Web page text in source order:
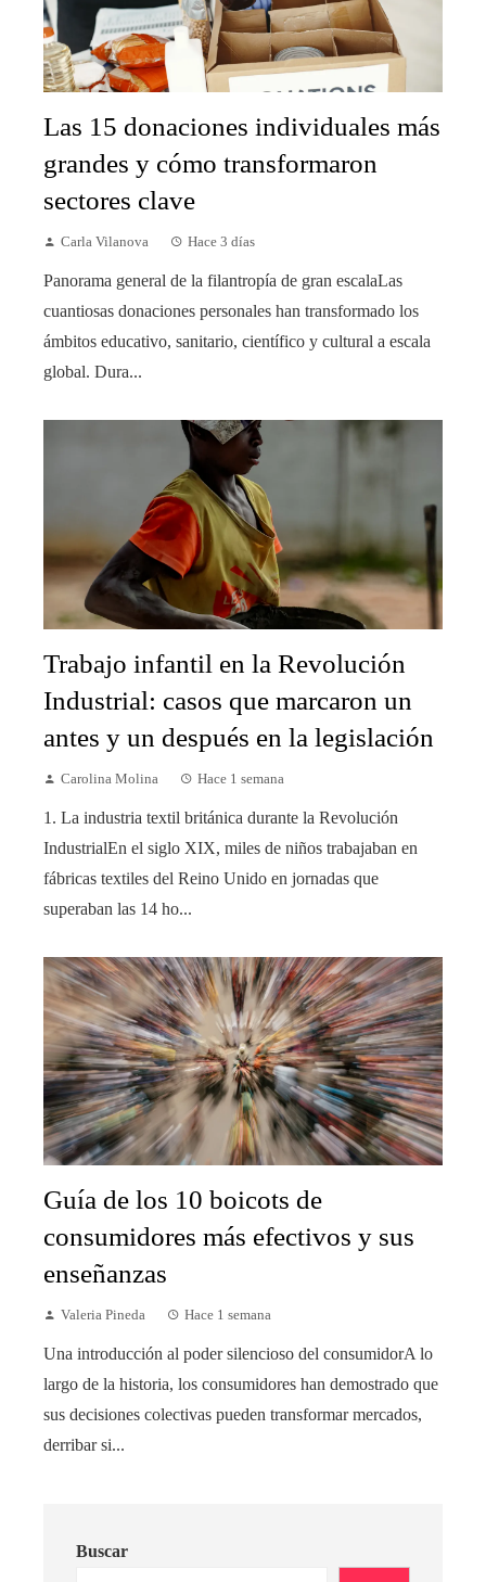
Las 15 donaciones individuales más
grandes y cómo transformaron
sectores clave
Carla Vilanova Hace 3 días
Panorama general de la filantropía de gran escalaLas
cuantiosas donaciones personales han transformado los
ámbitos educativo, sanitario, científico y cultural a escala
global. Dura...
Trabajo infantil en la Revolución
Industrial: casos que marcaron un
antes y un después en la legislación
Carolina Molina Hace 1 semana
1. La industria textil británica durante la Revolución
IndustrialEn el siglo XIX, miles de niños trabajaban en
fábricas textiles del Reino Unido en jornadas que
superaban las 14 ho...
Guía de los 10 boicots de
consumidores más efectivos y sus
enseñanzas
Valeria Pineda Hace 1 semana
Una introducción al poder silencioso del consumidorA lo
largo de la historia, los consumidores han demostrado que
sus decisiones colectivas pueden transformar mercados,
derribar si...
Buscar